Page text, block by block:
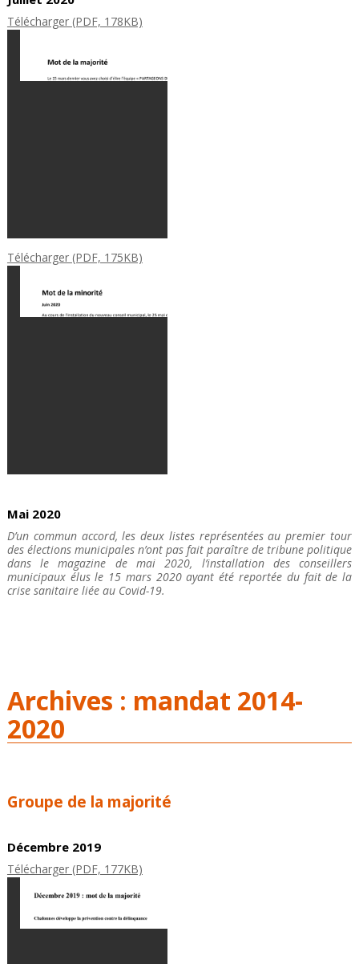
Télécharger (PDF, 178KB)
Télécharger (PDF, 175KB)
Mai 2020
D’un commun accord, les deux listes représentées au premier tour
des élections municipales n’ont pas fait paraître de tribune politique
dans le magazine de mai 2020, l’installation des conseillers
municipaux élus le 15 mars 2020 ayant été reportée du fait de la
crise sanitaire liée au Covid-19.
Archives : mandat 2014-
2020
Groupe de la majorité
Décembre 2019
Télécharger (PDF, 177KB)